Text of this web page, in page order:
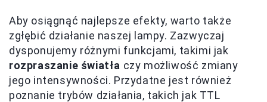
Aby osiągnąć najlepsze efekty, warto także
zgłębić działanie naszej lampy. Zazwyczaj
dysponujemy różnymi funkcjami, takimi jak
rozpraszanie światła czy możliwość zmiany
jego intensywności. Przydatne jest również
poznanie trybów działania, takich jak TTL